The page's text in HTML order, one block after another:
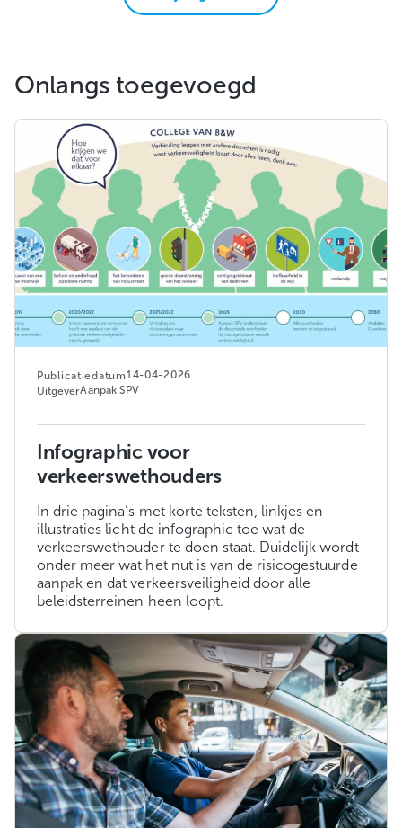
Onlangs toegevoegd
Publicatiedatum14-04-2026
UitgeverAanpak SPV
Infographic voor
verkeerswethouders
In drie pagina’s met korte teksten, linkjes en
illustraties licht de infographic toe wat de
verkeerswethouder te doen staat. Duidelijk wordt
onder meer wat het nut is van de risicogestuurde
aanpak en dat verkeersveiligheid door alle
beleidsterreinen heen loopt.